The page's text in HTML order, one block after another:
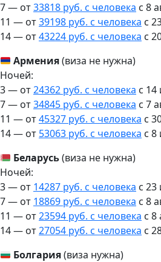
7 — от33818 руб. с человека c 8
11 — от39198 руб. с человека c
14 — от43224 руб. с человека c
Армения(виза не нужна)
Ночей:
3 — от24362 руб. с человека c 14
7 — от34845 руб. с человека c 7
11 — от45327 руб. с человека c
14 — от 53063 руб. с человека c 8
Беларусь(виза не нужна)
Ночей:
3 — от 14287 руб. с человека c 23
7 — от 18869 руб. с человека c 8
11 — от23594 руб. с человека c 8
14 — от27054 руб. с человека c
Болгария(виза нужна)